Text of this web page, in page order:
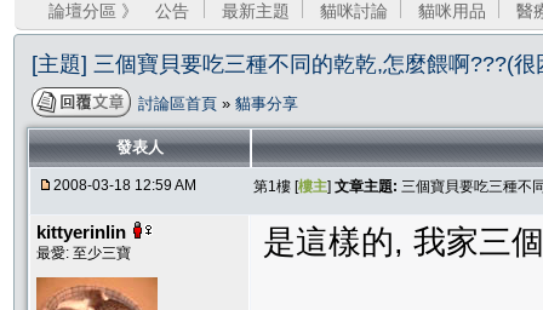
論壇分區 》 公告 最新主題 貓咪討論 貓咪用品 醫
[主題] 三個寶貝要吃三種不同的乾乾,怎麼餵啊???(很
討論區首頁 » 貓事分享
發表人
2008-03-18 12:59 AM 第1樓 [樓主] 文章主題: 三個寶貝要吃三種不
kittyerinlin
最愛: 至少三寶 是這樣的, 我家三